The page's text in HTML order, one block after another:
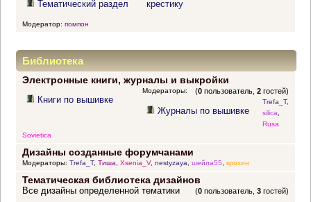
Тематический раздел крестику
Модератор: помпон
Библиотека
Электронные книги, журналы и выкройки
(0 пользователь,2 гостей)
Книги по вышивке
Журналы по вышивке
Модераторы:
Trefa_T,
silica,
Rusa
Sovietica
Дизайны созданные форумчанами
Модераторы: Trefa_T, Тиша, Xsenia_V, nestyzaya, шейла55, крохин
Тематическая библиотека дизайнов
(0 пользователь,3 гостей)
Все дизайны определенной тематики